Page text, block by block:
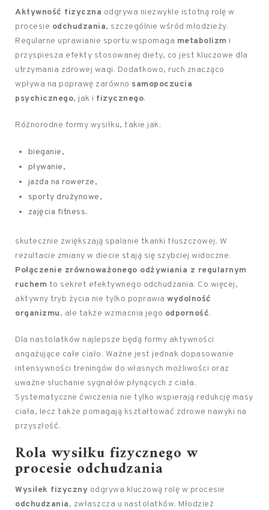
Aktywność fizyczna odgrywa niezwykle istotną rolę w
procesie odchudzania, szczególnie wśród młodzieży.
Regularne uprawianie sportu wspomaga metabolizm i
przyspiesza efekty stosowanej diety, co jest kluczowe dla
utrzymania zdrowej wagi. Dodatkowo, ruch znacząco
wpływa na poprawę zarówno samopoczucia
psychicznego, jak i fizycznego.
Różnorodne formy wysiłku, takie jak:
bieganie,
pływanie,
jazda na rowerze,
sporty drużynowe,
zajęcia fitness.
skutecznie zwiększają spalanie tkanki tłuszczowej. W
rezultacie zmiany w diecie stają się szybciej widoczne.
Połączenie zrównoważonego odżywiania z regularnym
ruchem to sekret efektywnego odchudzania. Co więcej,
aktywny tryb życia nie tylko poprawia wydolność
organizmu, ale także wzmacnia jego odporność.
Dla nastolatków najlepsze będą formy aktywności
angażujące całe ciało. Ważne jest jednak dopasowanie
intensywności treningów do własnych możliwości oraz
uważne słuchanie sygnałów płynących z ciała.
Systematyczne ćwiczenia nie tylko wspierają redukcję masy
ciała, lecz także pomagają kształtować zdrowe nawyki na
przyszłość.
Rola wysiłku fizycznego w
procesie odchudzania
Wysiłek fizyczny odgrywa kluczową rolę w procesie
odchudzania, zwłaszcza u nastolatków. Młodzież